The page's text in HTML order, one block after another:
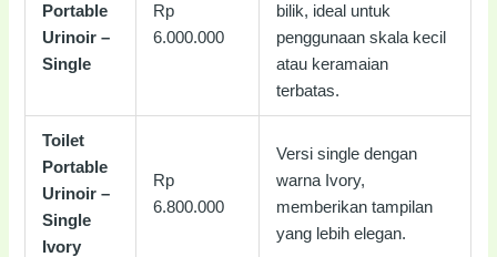
Portable
Urinoir –
Single
Rp
6.000.000
bilik, ideal untuk
penggunaan skala kecil
atau keramaian
terbatas.
Toilet
Portable
Urinoir –
Single
Ivory
Rp
6.800.000
Versi single dengan
warna Ivory,
memberikan tampilan
yang lebih elegan.